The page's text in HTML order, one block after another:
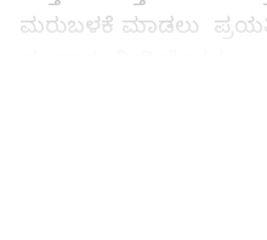
ಮರುಬಳಕೆ ಮಾಡಲು